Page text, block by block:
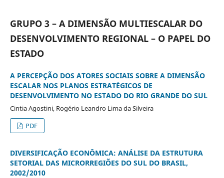
GRUPO 3 – A DIMENSÃO MULTIESCALAR DO
DESENVOLVIMENTO REGIONAL – O PAPEL DO
ESTADO
A PERCEPÇÃO DOS ATORES SOCIAIS SOBRE A DIMENSÃO
ESCALAR NOS PLANOS ESTRATÉGICOS DE
DESENVOLVIMENTO NO ESTADO DO RIO GRANDE DO SUL
Cintia Agostini, Rogério Leandro Lima da Silveira
PDF
DIVERSIFICAÇÃO ECONÔMICA: ANÁLISE DA ESTRUTURA
SETORIAL DAS MICRORREGIÕES DO SUL DO BRASIL,
2002/2010